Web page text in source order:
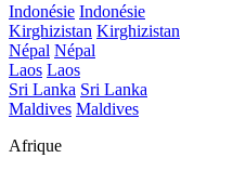
Indonésie Indonésie
Kirghizistan Kirghizistan
Népal Népal
Laos Laos
Sri Lanka Sri Lanka
Maldives Maldives
Afrique